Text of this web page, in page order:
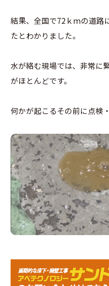
結果、全国で72ｋｍの道路
たとわかりました。
水が絡む現場では、非常に
がほとんどです。
何かが起こるその前に点検